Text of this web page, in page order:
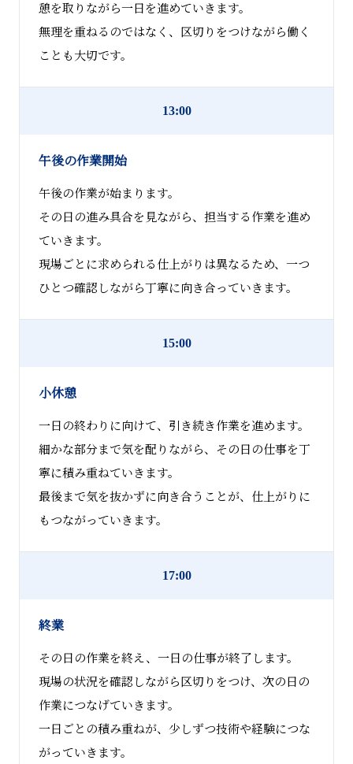
憩を取りながら一日を進めていきます。
無理を重ねるのではなく、区切りをつけながら働く
ことも大切です。
13:00
午後の作業開始
午後の作業が始まります。
その日の進み具合を見ながら、担当する作業を進め
ていきます。
現場ごとに求められる仕上がりは異なるため、一つ
ひとつ確認しながら丁寧に向き合っていきます。
15:00
小休憩
一日の終わりに向けて、引き続き作業を進めます。
細かな部分まで気を配りながら、その日の仕事を丁
寧に積み重ねていきます。
最後まで気を抜かずに向き合うことが、仕上がりに
もつながっていきます。
17:00
終業
その日の作業を終え、一日の仕事が終了します。
現場の状況を確認しながら区切りをつけ、次の日の
作業につなげていきます。
一日ごとの積み重ねが、少しずつ技術や経験につな
がっていきます。